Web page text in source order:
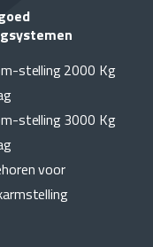
stelling 2000 Kg
stelling 3000 Kg
voor